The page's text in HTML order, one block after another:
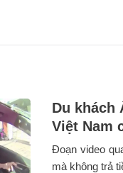
Du khách
Việt Nam
Đoạn video
mà không trả